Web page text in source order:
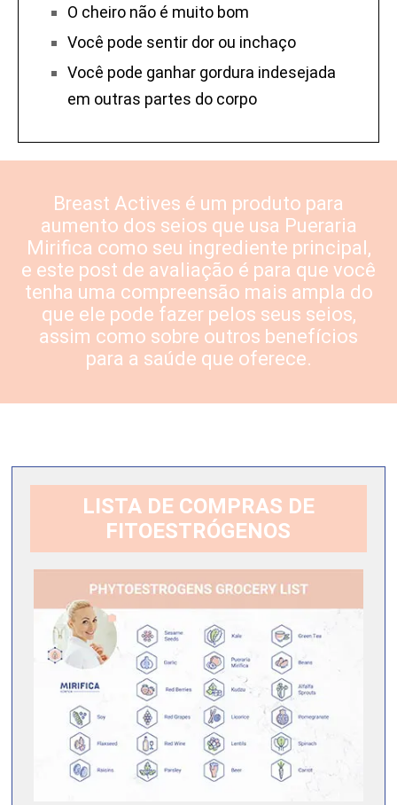
O cheiro não é muito bom
Você pode sentir dor ou inchaço
Você pode ganhar gordura indesejada
em outras partes do corpo
Breast Actives é um produto para
aumento dos seios que usa Pueraria
Mirifica como seu ingrediente principal,
e este post de avaliação é para que você
tenha uma compreensão mais ampla do
que ele pode fazer pelos seus seios,
assim como sobre outros benefícios
para a saúde que oferece.
LISTA DE COMPRAS DE
FITOESTRÓGENOS